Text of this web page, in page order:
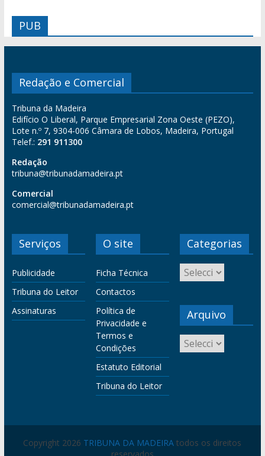
PUB
Redação e Comercial
Tribuna da Madeira
Edifício O Liberal, Parque Empresarial Zona Oeste (PEZO),
Lote n.º 7, 9304-006 Câmara de Lobos, Madeira, Portugal
Telef.: 291 911300
Redação
tribuna@tribunadamadeira.pt
Comercial
comercial@tribunadamadeira.pt
Serviços
Publicidade
Tribuna do Leitor
Assinaturas
O site
Ficha Técnica
Contactos
Política de
Privacidade e
Termos e
Condições
Estatuto Editorial
Tribuna do Leitor
Categorias
Arquivo
Copyright 2026 TRIBUNA DA MADEIRA todos os direitos